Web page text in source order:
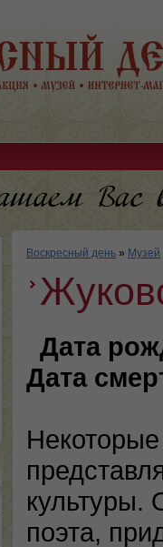
Воскресный день » Музей
Дата
Дата
культуры.
поэта,